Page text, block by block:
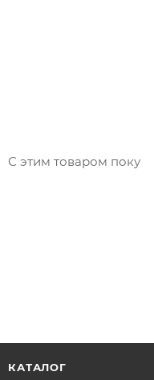
С этим товаром
КАТАЛОГ